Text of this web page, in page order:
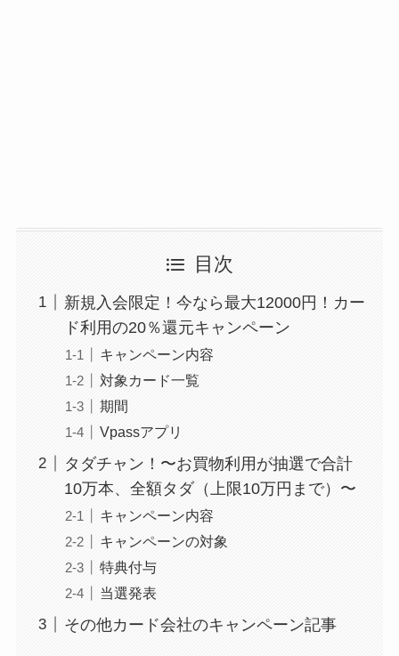
目次
新規入会限定！今なら最大12000円！カー
ド利用の20％還元キャンペーン
キャンペーン内容
対象カード一覧
期間
Vpassアプリ
タダチャン！〜お買物利用が抽選で合計
10万本、全額タダ（上限10万円まで）〜
キャンペーン内容
キャンペーンの対象
特典付与
当選発表
その他カード会社のキャンペーン記事